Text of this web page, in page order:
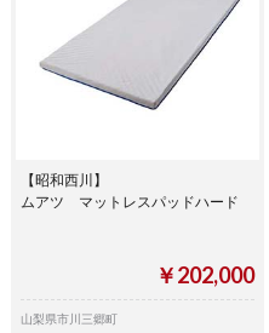
【昭和西川】
ムアツ マットレスパッドハード
￥202,000
山梨県市川三郷町